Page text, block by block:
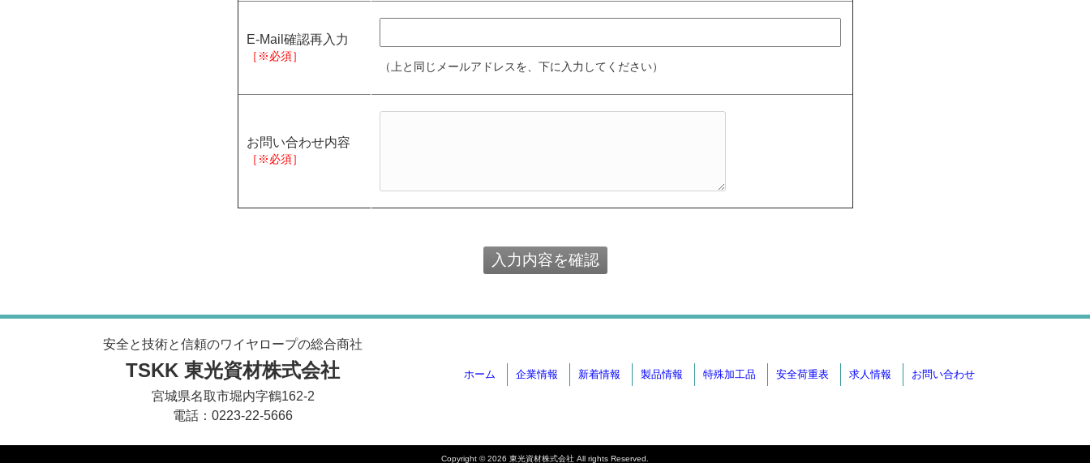
E-Mail確認再入力
［※必須］
（上と同じメールアドレスを、下に入力してください）
お問い合わせ内容
［※必須］
安全と技術と信頼のワイヤロープの総合商社
TSKK 東光資材株式会社
宮城県名取市堀内字鶴162-2
電話：0223-22-5666
ホーム 企業情報 新着情報 製品情報 特殊加工品 安全荷重表 求人情報 お問い合わせ
Copyright © 2026 東光資材株式会社 All rights Reserved.